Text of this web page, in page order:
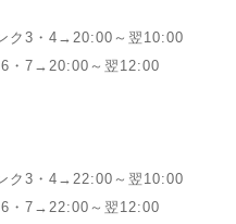
ク3・4→20:00～翌10:00
・7→20:00～翌12:00
ク3・4→22:00～翌10:00
・7→22:00～翌12:00